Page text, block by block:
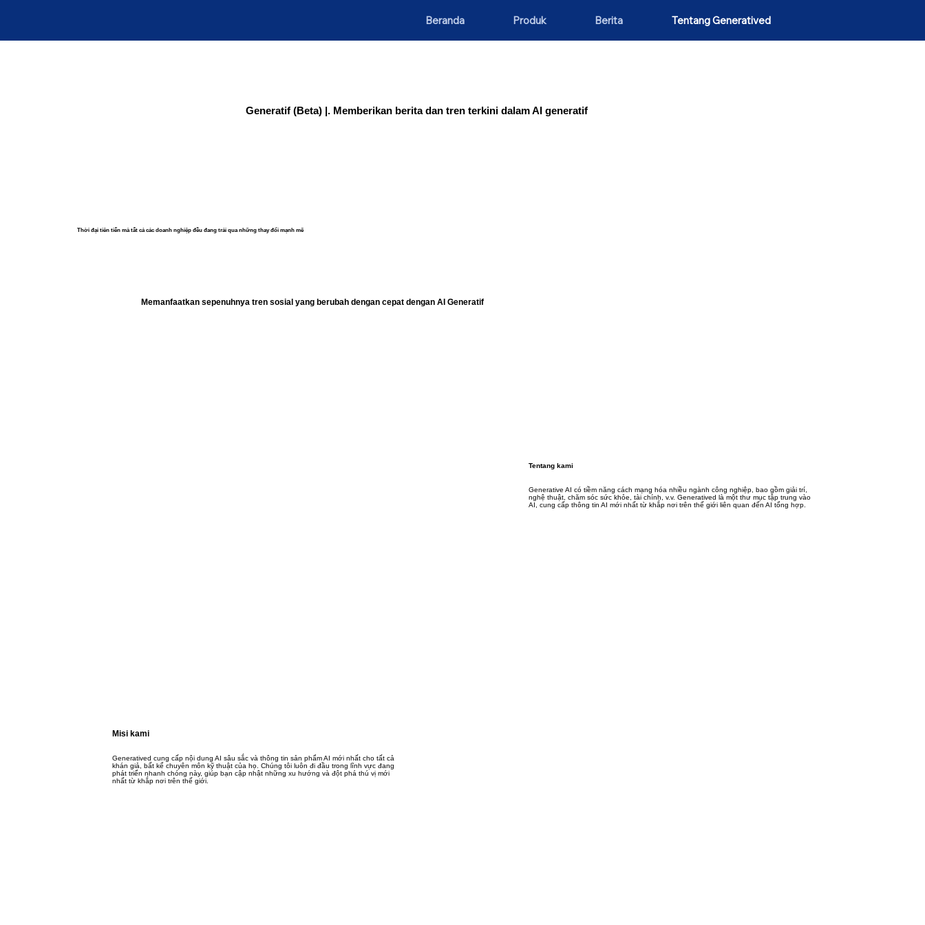
Beranda Produk Berita Tentang Generatived
Generatif (Beta) |. Memberikan berita dan tren terkini dalam AI generatif
Thời đại tiên tiến mà tất cả các doanh nghiệp đều đang trải qua những thay đổi mạnh mẽ
Memanfaatkan sepenuhnya tren sosial yang berubah dengan cepat dengan AI Generatif
Generatived cung cấp nội dung AI sâu sắc và thông tin sản phẩm AI mới nhất cho tất cả
khán giả, bất kể chuyên môn kỹ thuật của họ. Chúng tôi luôn đi đầu trong lĩnh vực đang
phát triển nhanh chóng này, giúp bạn cập nhật những xu hướng và đột phá thú vị mới
nhất từ ​​khắp nơi trên thế giới.
Misi kami
Generative AI có tiềm năng cách mạng hóa nhiều ngành công nghiệp, bao gồm giải trí,
nghệ thuật, chăm sóc sức khỏe, tài chính, v.v. Generatived là một thư mục tập trung vào
AI, cung cấp thông tin AI mới nhất từ ​​khắp nơi trên thế giới liên quan đến AI tổng hợp.
Tentang kami